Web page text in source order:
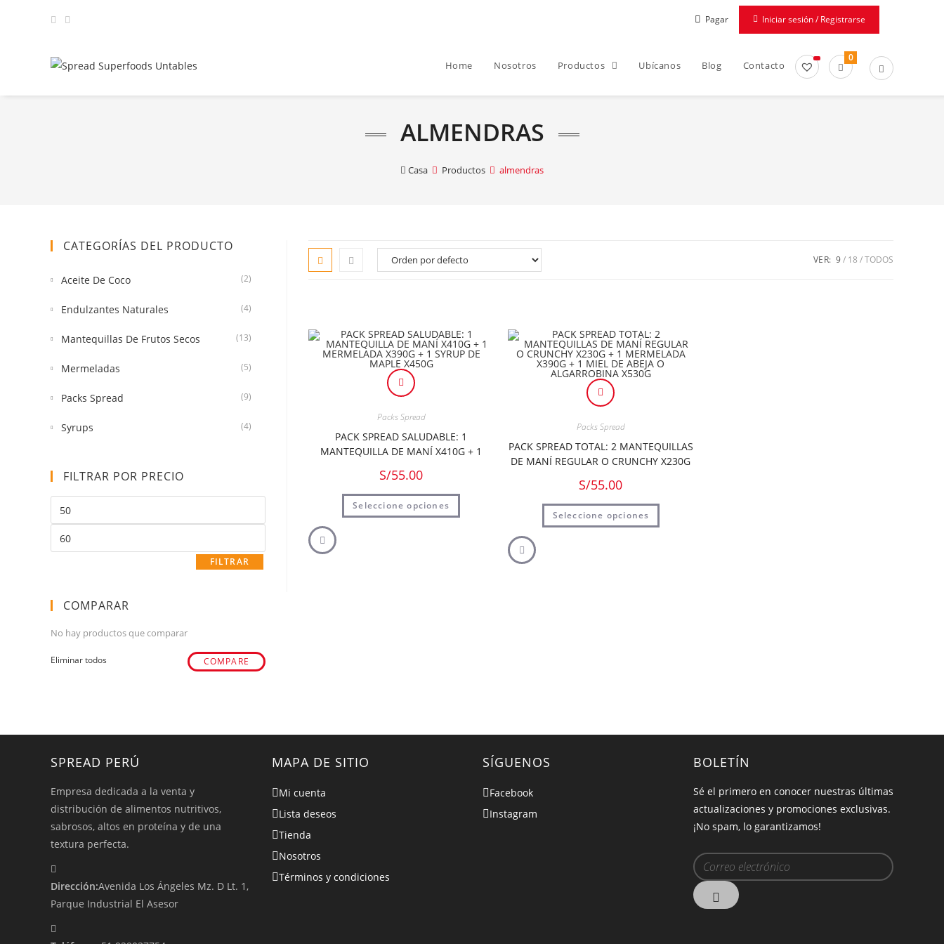
Pagar Iniciar sesión / Registrarse
Home Nosotros Productos Ubícanos Blog Contacto
0
ALMENDRAS
Casa Productos almendras
VER: 9 18 TODOS
Packs Spread
PACK SPREAD SALUDABLE: 1
MANTEQUILLA DE MANÍ X410G + 1
MAPLE X450G
S/55.00
Seleccione opciones
Packs Spread
PACK SPREAD TOTAL: 2 MANTEQUILLAS
DE MANÍ REGULAR O CRUNCHY X230G
ABEJA O ALGARROBINA X530G
S/55.00
Seleccione opciones
CATEGORÍAS DEL PRODUCTO
Aceite De Coco (2)
Endulzantes Naturales (4)
Mantequillas De Frutos Secos (13)
Mermeladas (5)
Packs Spread (9)
Syrups (4)
FILTRAR POR PRECIO
FILTRAR
COMPARAR
No hay productos que comparar
Eliminar todos COMPARE
SPREAD PERÚ
Empresa dedicada a la venta y
distribución de alimentos nutritivos,
sabrosos, altos en proteína y de una
textura perfecta.
Dirección:Avenida Los Ángeles Mz. D Lt. 1,
Parque Industrial El Asesor
MAPA DE SITIO
Mi cuenta
Lista deseos
Tienda
Nosotros
Términos y condiciones
SÍGUENOS
Facebook
Instagram
BOLETÍN
Sé el primero en conocer nuestras últimas
actualizaciones y promociones exclusivas.
¡No spam, lo garantizamos!